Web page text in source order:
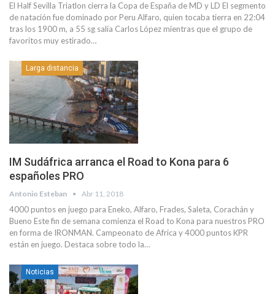
El Half Sevilla Triatlon cierra la Copa de España de MD y LD El segmento
de natación fue dominado por Peru Alfaro, quien tocaba tierra en 22:04
tras los 1900 m, a 55 sg salía Carlos López mientras que el grupo de
favoritos muy estirado…
Larga distancia
IM Sudáfrica arranca el Road to Kona para 6
españoles PRO
Antonio Esteban Abr 11, 2018
4000 puntos en juego para Eneko, Alfaro, Frades, Saleta, Corachán y
Bueno Este fin de semana comienza el Road to Kona para nuestros PRO
en forma de IRONMAN. Campeonato de Africa y 4000 puntos KPR
están en juego. Destaca sobre todo la…
Noticias